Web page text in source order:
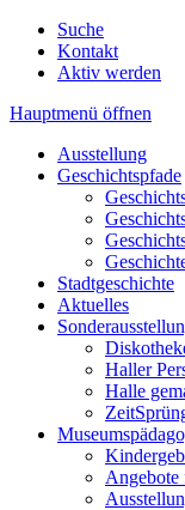
Suche
Kontakt
Aktiv werden
Hauptmenü öffnen
Ausstellung
Geschichtspfade
Stadtgeschichte
Aktuelles
Haller
Halle
Angebote